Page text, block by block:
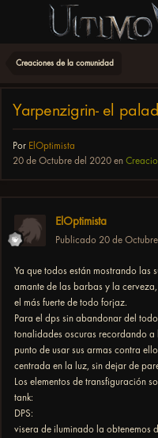
Creaciones de la comunidad
Yarpenzigrin- el
Por ElOptimista
20 de Octubre del 2020 en
ElOptimista
Publicado 20 de
Ya que todos están mostrando las
amante de las barbas y la
el más fuerte de todo forjaz.
Para el dps sin abandonar del
tonalidades oscuras recordando a
punto de usar sus armas contra
centrada en la luz, sin dejar de
Los elementos de transfiguración
tank:
DPS:
visera de iluminado la obtenemos